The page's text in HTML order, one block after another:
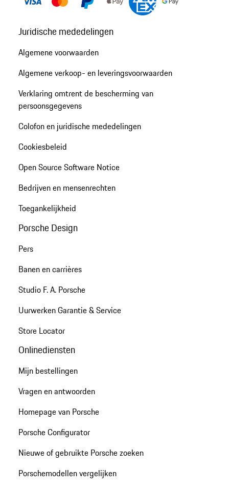
Juridische mededelingen
Algemene voorwaarden
Algemene verkoop- en leveringsvoorwaarden
Verklaring omtrent de bescherming van
persoonsgegevens
Colofon en juridische mededelingen
Cookiesbeleid
Open Source Software Notice
Bedrijven en mensenrechten
Toegankelijkheid
Porsche Design
Pers
Banen en carrières
Studio F. A. Porsche
Uurwerken Garantie & Service
Store Locator
Onlinediensten
Mijn bestellingen
Vragen en antwoorden
Homepage van Porsche
Porsche Configurator
Nieuwe of gebruikte Porsche zoeken
Porschemodellen vergelijken